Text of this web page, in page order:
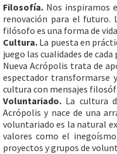
Filosofía. Nos inspiramos
renovación para el futuro.
filósofo es una forma de
Cultura. La puesta en
juego las cualidades de
Nueva Acrópolis trata de
espectador transformarse
cultura con mensajes
Voluntariado. La cultura
Acrópolis y nace de una
voluntariado es la natural
valores como el
proyectos y grupos de